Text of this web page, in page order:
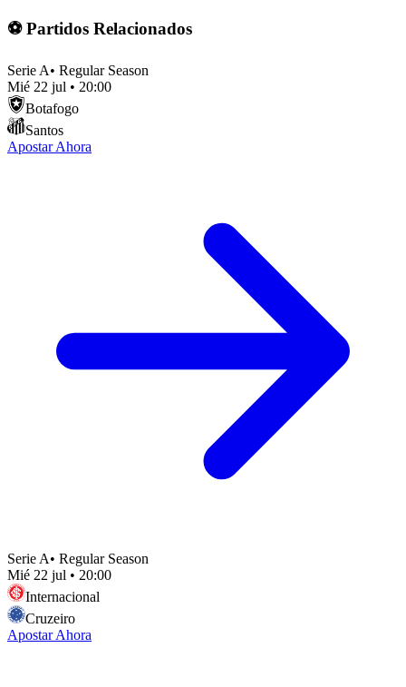
⚽ Partidos Relacionados
Serie A• Regular Season
Mié 22 jul • 20:00
Botafogo
Santos
Apostar Ahora
Serie A• Regular Season
Mié 22 jul • 20:00
Internacional
Cruzeiro
Apostar Ahora